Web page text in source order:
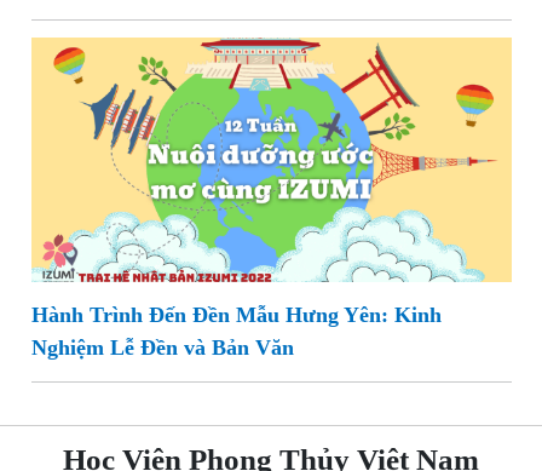
Hành Trình Đến Đền Mẫu Hưng Yên: Kinh
Nghiệm Lễ Đền và Bản Văn
Học Viện Phong Thủy Việt Nam